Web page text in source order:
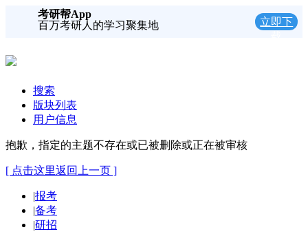
考研帮App
百万考研人的学习聚集地
立即下
搜索
版块列表
用户信息
抱歉，指定的主题不存在或已被删除或正在被审核
[ 点击这里返回上一页 ]
|报考
|备考
|研招